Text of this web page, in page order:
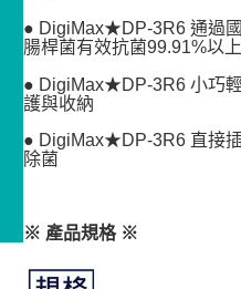
● DigiMax★DP-3R6 通過
腸桿菌有效抗菌99.91%以上
● DigiMax★DP-3R6 小巧
護與收納
● DigiMax★DP-3R6 直接
除菌
※ 產品規格 ※